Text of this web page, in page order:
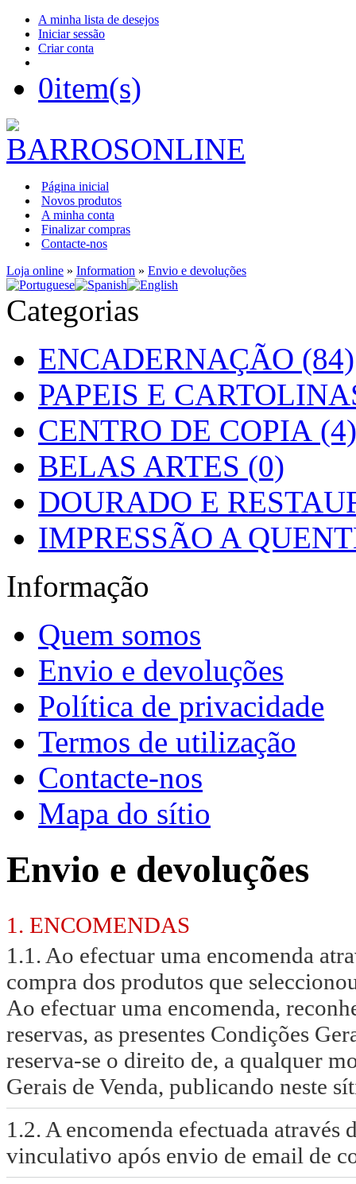
A minha lista de desejos
Iniciar sessão
Criar conta
0item(s)
Página inicial
Novos produtos
A minha conta
Finalizar compras
Contacte-nos
Loja online » Information » Envio e devoluções
Categorias
ENCADERNAÇÃO (84)
PAPEIS E
CENTRO DE COPIA (4)
BELAS ARTES (0)
DOURADO E
IMPRESSÃO A
Informação
Quem somos
Envio e devoluções
Política de privacidade
Termos de utilização
Contacte-nos
Mapa do sítio
Envio e devoluções
1. ENCOMENDAS
1.1. Ao efectuar uma encomenda
compra dos produtos que
Ao efectuar uma encomenda,
reservas, as presentes Condições
reserva-se o direito de, a qualquer
Gerais de Venda, publicando neste
1.2. A encomenda efectuada
vinculativo após envio de email de